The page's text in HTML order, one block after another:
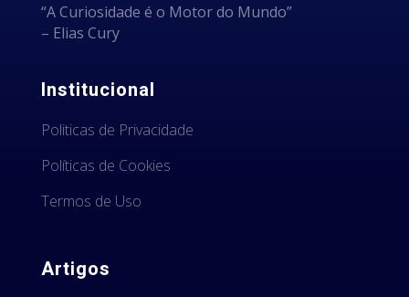
“A Curiosidade é o Motor do Mundo”
– Elias Cury
Institucional
Politicas de Privacidade
Políticas de Cookies
Termos de Uso
Artigos